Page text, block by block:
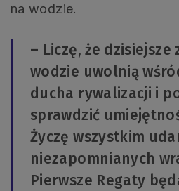
na wodzie.
– Liczę, że dzisiejsze
wodzie uwolnią
ducha rywalizacji i
sprawdzić
Życzę wszystkim
niezapomnianych
Pierwsze Regaty